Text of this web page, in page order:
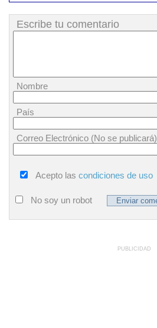
Escribe tu comentario
Nombre
País
Correo Electrónico (No se publicará)
Acepto las condiciones de uso
No soy un robot
PUBLICIDAD